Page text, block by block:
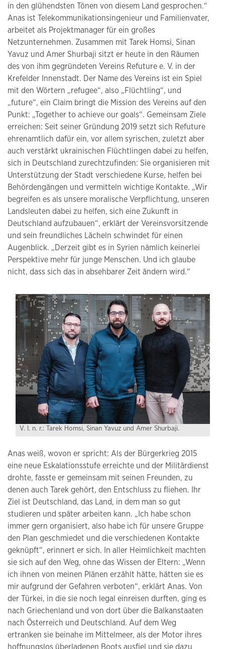
in den glühendsten Tönen von diesem Land gesprochen.“
Anas ist Telekommunikationsingenieur und Familienvater,
arbeitet als Projektmanager für ein großes
Netzunternehmen. Zusammen mit Tarek Homsi, Sinan
Yavuz und Amer Shurbaji sitzt er heute in den Räumen
des von ihm gegründeten Vereins Refuture e. V. in der
Krefelder Innenstadt. Der Name des Vereins ist ein Spiel
mit den Wörtern „refugee“, also „Flüchtling“, und
„future“, ein Claim bringt die Mission des Vereins auf den
Punkt: „Together to achieve our goals“. Gemeinsam Ziele
erreichen: Seit seiner Gründung 2019 setzt sich Refuture
ehrenamtlich dafür ein, vor allem syrischen, zuletzt aber
auch verstärkt ukrainischen Flüchtlingen dabei zu helfen,
sich in Deutschland zurechtzufinden: Sie organisieren mit
Unterstützung der Stadt verschiedene Kurse, helfen bei
Behördengängen und vermitteln wichtige Kontakte. „Wir
begreifen es als unsere moralische Verpflichtung, unseren
Landsleuten dabei zu helfen, sich eine Zukunft in
Deutschland aufzubauen“, erklärt der Vereinsvorsitzende
und sein freundliches Lächeln schwindet für einen
Augenblick. „Derzeit gibt es in Syrien nämlich keinerlei
Perspektive mehr für junge Menschen. Und ich glaube
nicht, dass sich das in absehbarer Zeit ändern wird.“
V. l. n. r.: Tarek Homsi, Sinan Yavuz und Amer Shurbaji.
Anas weiß, wovon er spricht: Als der Bürgerkrieg 2015
eine neue Eskalationsstufe erreichte und der Militärdienst
drohte, fasste er gemeinsam mit seinen Freunden, zu
denen auch Tarek gehört, den Entschluss zu fliehen. Ihr
Ziel ist Deutschland, das Land, in dem man so gut
studieren und später arbeiten kann. „Ich habe schon
immer gern organisiert, also habe ich für unsere Gruppe
den Plan geschmiedet und die verschiedenen Kontakte
geknüpft“, erinnert er sich. In aller Heimlichkeit machten
sie sich auf den Weg, ohne das Wissen der Eltern: „Wenn
ich ihnen von meinen Plänen erzählt hätte, hätten sie es
mir aufgrund der Gefahren verboten“, erklärt Anas. Von
der Türkei, in die sie noch legal einreisen durften, ging es
nach Griechenland und von dort über die Balkanstaaten
nach Österreich und Deutschland. Auf dem Weg
ertranken sie beinahe im Mittelmeer, als der Motor ihres
hoffnungslos überladenen Boots ausfiel und sie dazu